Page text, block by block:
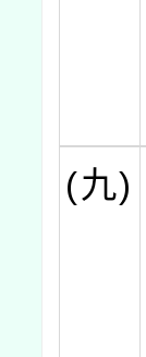
(九)